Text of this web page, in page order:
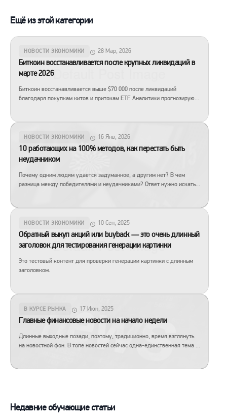
Ещё из этой категории
НОВОСТИ ЭКОНОМИКИ 28 Мар, 2026
Биткоин восстанавливается после крупных ликвидаций в
марте 2026
Биткоин восстанавливается выше $70 000 после ликвидаций
благодаря покупкам китов и притокам ETF. Аналитики прогнозируют
НОВОСТИ ЭКОНОМИКИ 16 Янв, 2026
10 работающих на 100% методов, как перестать быть
неудачником
Почему одним людям удается задуманное, а другим нет? В чем
разница между победителями и неудачниками? Ответ нужно искать в
затягивают их в болото жизненных сложностей. Не зря древняя […]
НОВОСТИ ЭКОНОМИКИ 10 Сен, 2025
Обратный выкуп акций или buyback — это очень длинный
заголовок для тестирования генерации картинки
Это тестовый контент для проверки генерации картинки с длинным
заголовком.
В КУРСЕ РЫНКА 17 Июн, 2025
Главные финансовые новости на начало недели
Длинные выходные позади, поэтому, традиционно, время взглянуть
на новостной фон. В топе новостей сейчас одна-единственная тема –
Недавние обучающие статьи